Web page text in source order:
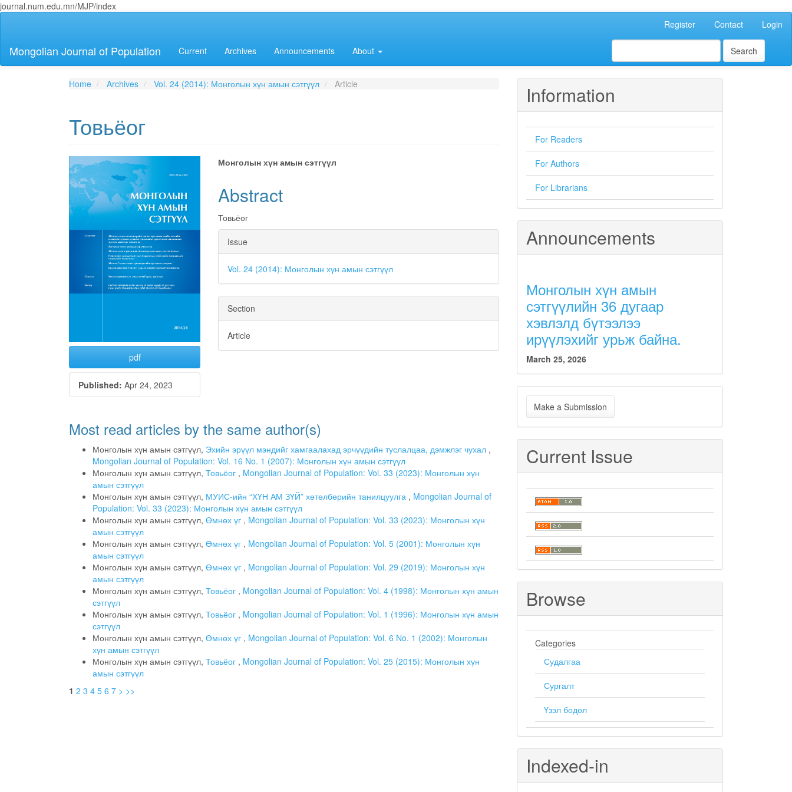
journal.num.edu.mn/MJP/index
Content
Sidebar
Register Contact Login
Mongolian Journal of Population Current Archives Announcements About Search
Home Archives Vol. 24 (2014): Монголын хүн амын сэтгүүл Article
Товьёог
Article
Sidebar
pdf
Published: Apr 24, 2023
Main
Article
Content
Монголын хүн амын сэтгүүл
Abstract
Товьёог
Article
Details
Issue
Vol. 24 (2014): Монголын хүн амын сэтгүүл
Section
Article
Most read articles by the same author(s)
Монголын хүн амын сэтгүүл, Эхийн эрүүл мэндийг хамгаалахад эрчүүдийн туслалцаа, дэмжлэг чухал ,
Mongolian Journal of Population: Vol. 16 No. 1 (2007): Монголын хүн амын сэтгүүл
Монголын хүн амын сэтгүүл, Товьёог , Mongolian Journal of Population: Vol. 33 (2023): Монголын хүн
амын сэтгүүл
Монголын хүн амын сэтгүүл, МУИС-ийн “ХҮН АМ ЗҮЙ” хөтөлбөрийн танилцуулга , Mongolian Journal of
Population: Vol. 33 (2023): Монголын хүн амын сэтгүүл
Монголын хүн амын сэтгүүл, Өмнөх үг , Mongolian Journal of Population: Vol. 33 (2023): Монголын хүн
амын сэтгүүл
Монголын хүн амын сэтгүүл, Өмнөх үг , Mongolian Journal of Population: Vol. 5 (2001): Монголын хүн
амын сэтгүүл
Монголын хүн амын сэтгүүл, Өмнөх үг , Mongolian Journal of Population: Vol. 29 (2019): Монголын хүн
амын сэтгүүл
Монголын хүн амын сэтгүүл, Товьёог , Mongolian Journal of Population: Vol. 4 (1998): Монголын хүн амын
сэтгүүл
Монголын хүн амын сэтгүүл, Товьёог , Mongolian Journal of Population: Vol. 1 (1996): Монголын хүн амын
сэтгүүл
Монголын хүн амын сэтгүүл, Өмнөх үг , Mongolian Journal of Population: Vol. 6 No. 1 (2002): Монголын
хүн амын сэтгүүл
Монголын хүн амын сэтгүүл, Товьёог , Mongolian Journal of Population: Vol. 25 (2015): Монголын хүн
амын сэтгүүл
1 2 3 4 5 6 7 > >>
Information
For Readers
For Authors
For Librarians
Announcements
Монголын хүн амын
сэтгүүлийн 36 дугаар
хэвлэлд бүтээлээ
ирүүлэхийг урьж байна.
March 25, 2026
Make
a
Submission
Make a Submission
Current Issue
Browse
Categories
Судалгаа
Сургалт
Үзэл бодол
Indexed-in